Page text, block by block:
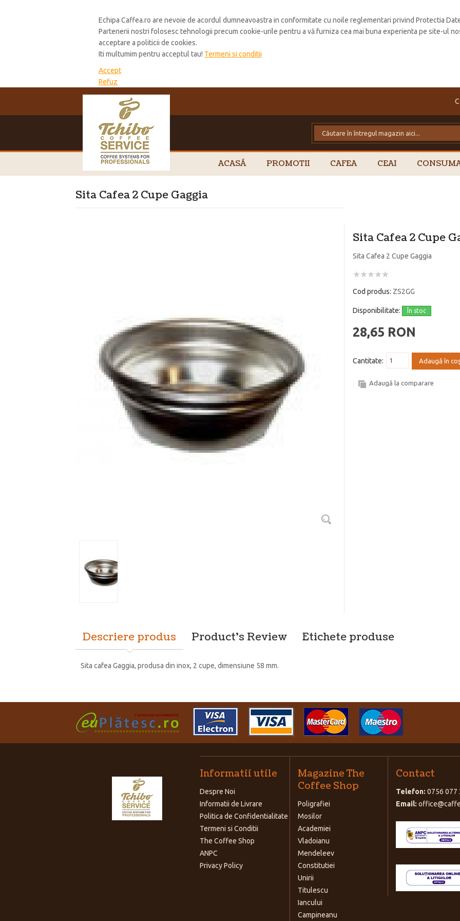
Echipa Caffea.ro are nevoie de acordul dumneavoastra in conformitate cu noile reglementari privind Protectia
Partenerii nostri folosesc tehnologii precum cookie-urile pentru a vă furniza cea mai buna experienta pe site-ul
acceptare a politicii de cookies.
Iti multumim pentru acceptul tau! Termeni si conditii
Accept
Refuz
ACASĂ PROMOTII CAFEA CEAI
Sita Cafea 2 Cupe Gaggia
Sita Cafea 2 Cupe
Sita Cafea 2 Cupe Gaggia
Cod produs: ZS2GG
Disponibilitate: În stoc
28,65 RON
Cantitate: Adaugă în
Adaugă la comparare
Descriere produs Product's Review Etichete produse
Sita cafea Gaggia, produsa din inox, 2 cupe, dimensiune 58 mm.
Informatii utile
Despre Noi
Informatii de Livrare
Politica de Confidentialitate
Termeni si Conditii
The Coffee Shop
ANPC
Privacy Policy
Magazine The
Coffee Shop
Poligrafiei
Mosilor
Academiei
Vladoianu
Mendeleev
Constitutiei
Unirii
Titulescu
Iancului
Campineanu
Contact
Telefon: 0756 077
Email: